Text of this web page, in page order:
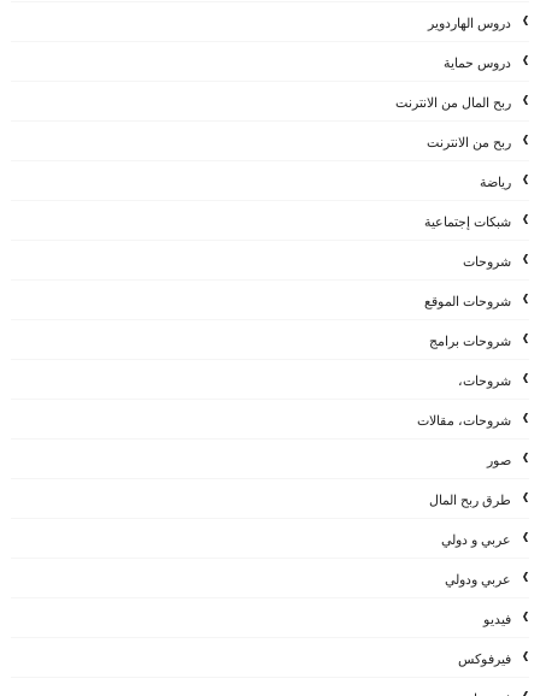
دروس الهاردوير
دروس حماية
ربح المال من الانترنت
ربح من الانترنت
رياضة
شبكات إجتماعية
شروحات
شروحات الموقع
شروحات برامج
شروحات،
شروحات، مقالات
صور
طرق ربح المال
عربي و دولي
عربي ودولي
فيديو
فيرفوكس